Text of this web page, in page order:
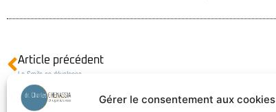
Gérer le consentement aux cookies
Article précédent
Le Smile se développe